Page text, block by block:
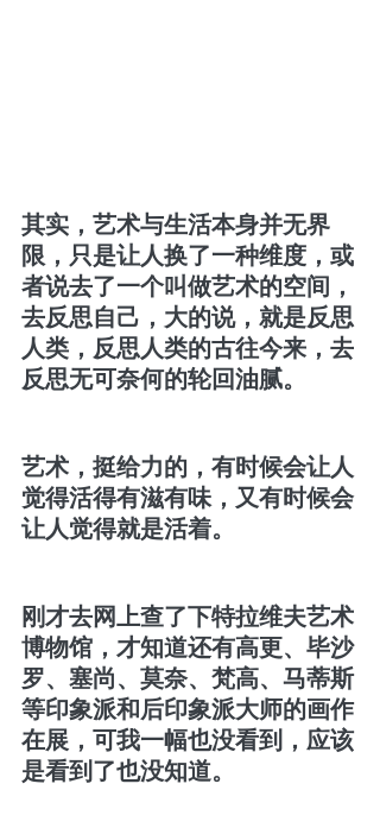
其实，艺术与生活本身并无界
限，只是让人换了一种维度，或
者说去了一个叫做艺术的空间，
去反思自己，大的说，就是反思
人类，反思人类的古往今来，去
反思无可奈何的轮回油腻。
艺术，挺给力的，有时候会让人
觉得活得有滋有味，又有时候会
让人觉得就是活着。
刚才去网上查了下特拉维夫艺术
博物馆，才知道还有高更、毕沙
罗、塞尚、莫奈、梵高、马蒂斯
等印象派和后印象派大师的画作
在展，可我一幅也没看到，应该
是看到了也没知道。